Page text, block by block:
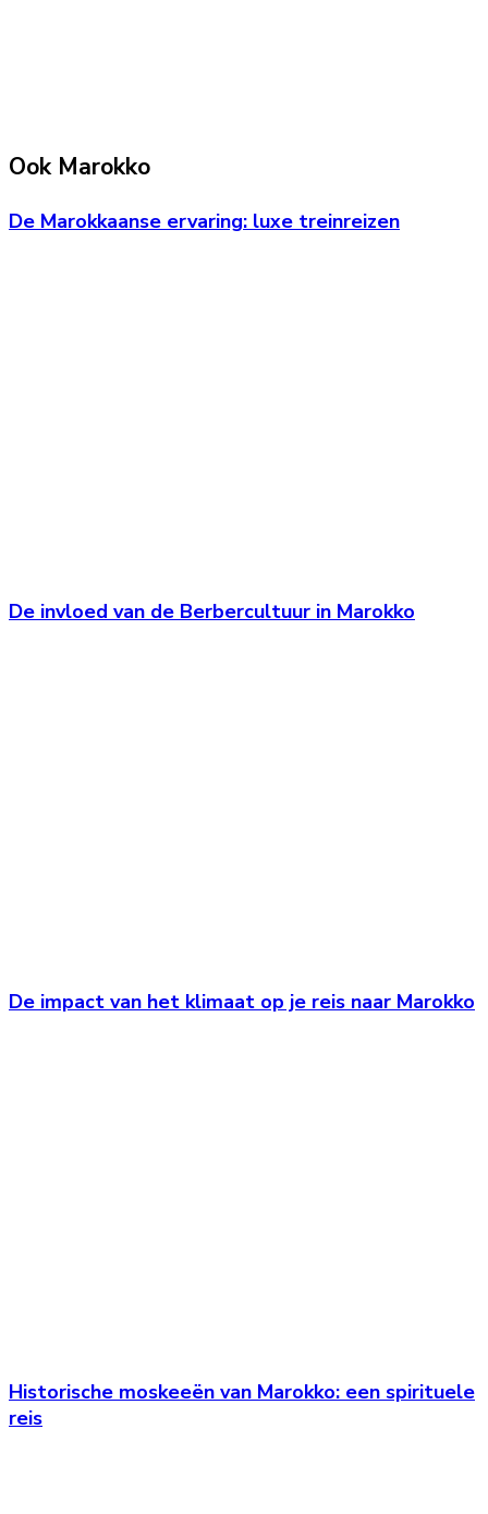
Ook Marokko
De Marokkaanse ervaring: luxe treinreizen
De invloed van de Berbercultuur in Marokko
De impact van het klimaat op je reis naar Marokko
Historische moskeeën van Marokko: een spirituele
reis